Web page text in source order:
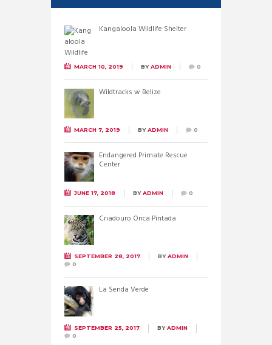
Kangaloola Wildlife Shelter
MARCH 10, 2019 BYADMIN 0
Wildtracks w Belize
MARCH 7, 2019 BYADMIN 0
Endangered Primate Rescue
Center
JUNE 17, 2018 BYADMIN 0
Criadouro Onca Pintada
SEPTEMBER 28, 2017 BYADMIN
0
La Senda Verde
SEPTEMBER 25, 2017 BYADMIN
0